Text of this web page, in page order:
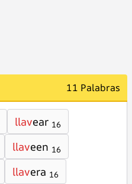
11 Palabras
llavear 16
llaveen 16
llavera 16